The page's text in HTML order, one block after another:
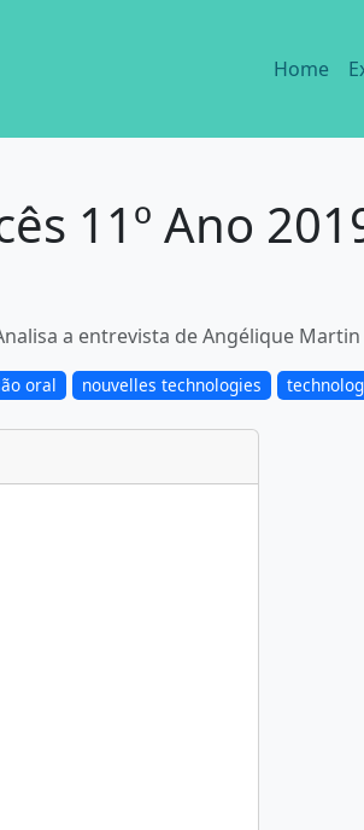
Home
11º Ano
a entrevista de Angélique
oral nouvelles technologies